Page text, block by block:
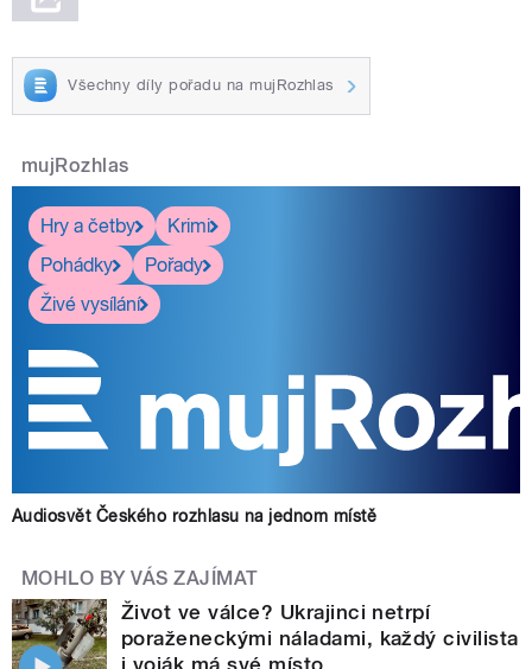
Všechny díly pořadu na mujRozhlas
mujRozhlas
Hry a četby
Krimi
Pohádky
Pořady
Živé vysílání
Audiosvět Českého rozhlasu na jednom místě
MOHLO BY VÁS ZAJÍMAT
Život ve válce? Ukrajinci netrpí
poraženeckými náladami, každý civilista